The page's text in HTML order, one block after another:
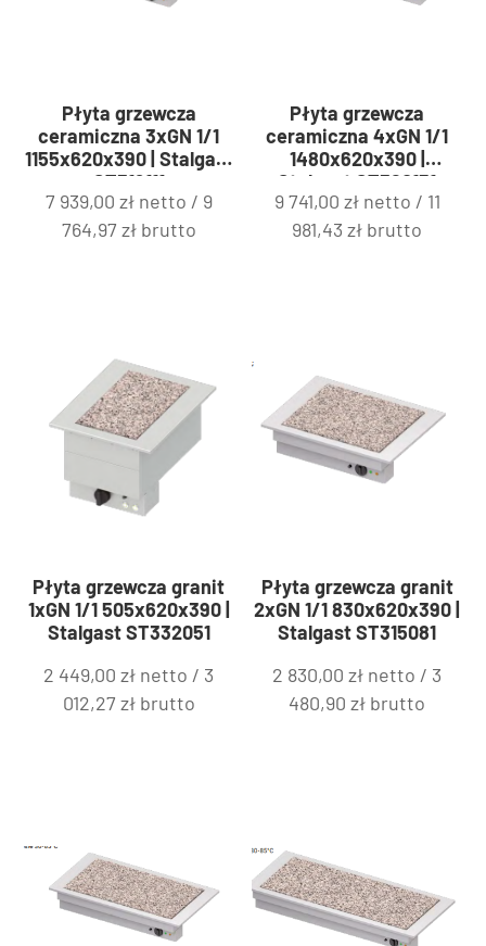
Płyta grzewcza
ceramiczna 3xGN 1/1
1155x620x390 | Stalgast
ST319111
7 939,00 zł netto / 9
764,97 złbrutto
Płyta grzewcza
ceramiczna 4xGN 1/1
1480x620x390 |
Stalgast ST320151
9 741,00 zł netto / 11
981,43zł brutto
Płyta grzewcza granit
1xGN 1/1 505x620x390 |
Stalgast ST332051
2 449,00zł netto / 3
012,27 złbrutto
Płyta grzewcza granit
2xGN 1/1 830x620x390 |
Stalgast ST315081
2 830,00zł netto / 3
480,90zł brutto